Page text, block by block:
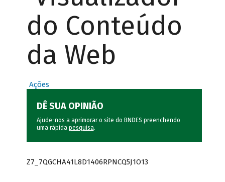
do Conteúdo
da Web
Ações
DÊ SUA OPINIÃO
Ajude-nos a aprimorar o site do BNDES preenchendo
uma rápida pesquisa.
Z7_7QGCHA41L8D1406RPNCQ5J1O13